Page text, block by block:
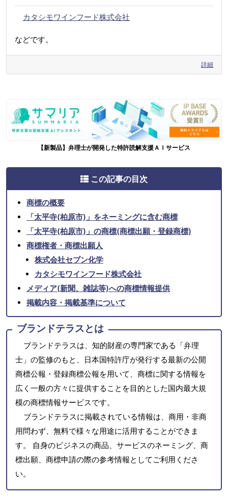
カタシモワインフード株式会社
などです。
詳細
【新製品】弁理士が開発した特許読解支援ＡＩサービス
この記事の目次
商標の概要
「太平寺(柏原市)」をネーミングに含む商標
「太平寺(柏原市)」の商標(商標出願・登録商標)
商標権者・商標出願人
株式会社セブン化学
カタシモワインフード株式会社
メディア(新聞、雑誌等)への商標情報提供
掲載内容・掲載基準について
ブランドテラスとは
ブランドテラスは、知的財産の専門家である「弁理
士」の監修のもと、日本国特許庁が発行する最新の公開
商標公報・登録商標公報を用いて、商標に関する情報を
広く一般の方々に提供することを目的とした国内最大規
模の商標情報サービスです。
ブランドテラスに掲載されている情報は、商用・非商
用問わず、無料で様々な用途に活用することができま
す。 自身のビジネスの商品、サービスのネーミング、商
標出願、商標申請の際の参考情報としてご利用くださ
い。